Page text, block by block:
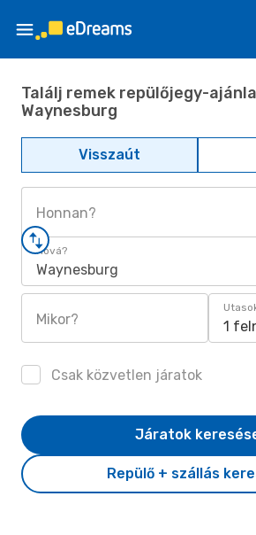
Találj remek repülőjegy-
Waynesburg
Visszaút
Honnan?
Hová?
Waynesburg
Mikor? 1
Csak közvetlen járatok
Repülő + szállás
Járatok